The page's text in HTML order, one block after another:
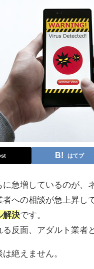
はてブ
急増しているのが、
への相談が急上昇し
解決です。
反面、アダルト業者
絶えません。